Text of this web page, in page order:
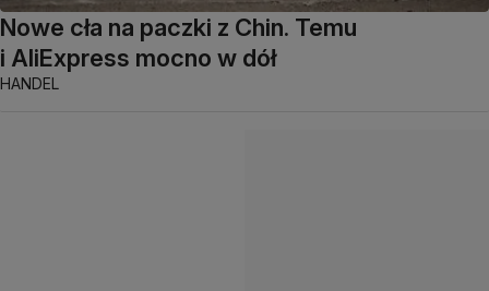
Nowe cła na paczki z Chin. Temu
i AliExpress mocno w dół
HANDEL